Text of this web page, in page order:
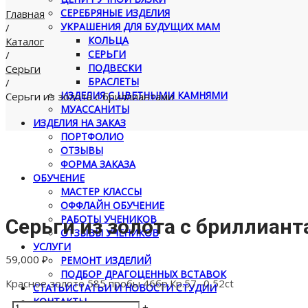
СЕРЕБРЯНЫЕ ИЗДЕЛИЯ
УКРАШЕНИЯ ДЛЯ БУДУЩИХ МАМ
КОЛЬЦА
СЕРЬГИ
ПОДВЕСКИ
БРАСЛЕТЫ
ИЗДЕЛИЯ С ЦВЕТНЫМИ КАМНЯМИ
МУАССАНИТЫ
ИЗДЕЛИЯ НА ЗАКАЗ
ПОРТФОЛИО
ОТЗЫВЫ
ФОРМА ЗАКАЗА
ОБУЧЕНИЕ
МАСТЕР КЛАССЫ
ОФФЛАЙН ОБУЧЕНИЕ
РАБОТЫ УЧЕНИКОВ
ОТЗЫВЫ УЧЕНИКОВ
УСЛУГИ
РЕМОНТ ИЗДЕЛИЙ
ПОДБОР ДРАГОЦЕННЫХ ВСТАВОК
СТАТЬИСТАТЬИ И НОВОСТИ СТУДИИ
КОНТАКТЫ
Главная
/
Каталог
/
Серьги
/
Серьги из золота с бриллиантами
Серьги из золота с
59,000 ₽
Красное золото 585 пробы 46бр.Кр.57 -0,52ct